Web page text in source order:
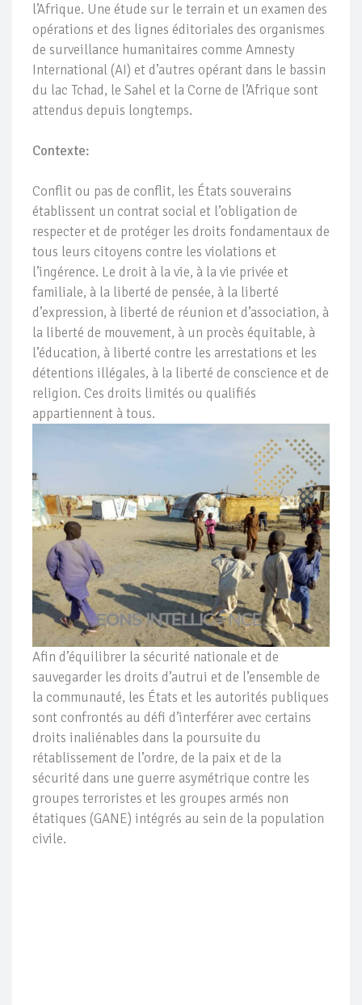
l’Afrique. Une étude sur le terrain et un examen des
opérations et des lignes éditoriales des organismes
de surveillance humanitaires comme Amnesty
International (AI) et d’autres opérant dans le bassin
du lac Tchad, le Sahel et la Corne de l’Afrique sont
attendus depuis longtemps.
Contexte:
Conflit ou pas de conflit, les États souverains
établissent un contrat social et l’obligation de
respecter et de protéger les droits fondamentaux de
tous leurs citoyens contre les violations et
l’ingérence. Le droit à la vie, à la vie privée et
familiale, à la liberté de pensée, à la liberté
d’expression, à liberté de réunion et d’association, à
la liberté de mouvement, à un procès équitable, à
l’éducation, à liberté contre les arrestations et les
détentions illégales, à la liberté de conscience et de
religion. Ces droits limités ou qualifiés
appartiennent à tous.
Afin d’équilibrer la sécurité nationale et de
sauvegarder les droits d’autrui et de l’ensemble de
la communauté, les États et les autorités publiques
sont confrontés au défi d’interférer avec certains
droits inaliénables dans la poursuite du
rétablissement de l’ordre, de la paix et de la
sécurité dans une guerre asymétrique contre les
groupes terroristes et les groupes armés non
étatiques (GANE) intégrés au sein de la population
civile.